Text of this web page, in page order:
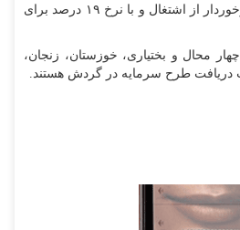
دوره بازپرداخت تسهیلات یک ساله و با نرخ ۲۲ درصد برای اجرای طرح در مناطق برخوردار از اشتغال و با نرخ ۱۹ درصد برای
محال و بختیاری، خوزستان، زنجان،
دریافت طرح سرمایه در گردش هستند.